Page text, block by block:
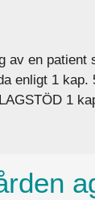
av en
enligt 1
1